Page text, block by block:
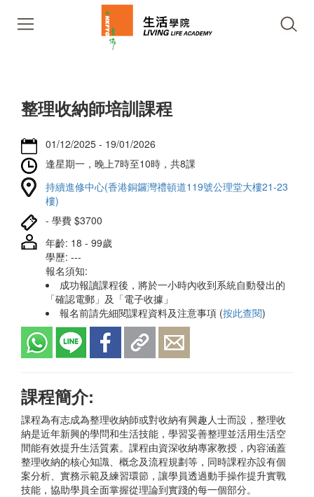
整理收納師培訓課程
01/12/2025 - 19/01/2026
逢星期一，晚上7時至10時，共8課
持續進修中心(香港銅鑼灣禮頓道119號公理堂大樓21-23
樓)
- 學費 $3700
年齡: 18 - 99歲
學歷: ---
報名須知:
成功報讀課程後，將於一小時內收到系統自動發出的
「確認電郵」及「電子收據」
報名前請先細閱課程資料及注意事項 (按此查閱)
課程簡介:
課程為有志成為整理收納師或對收納有興趣人士而設，整理收
納是近年新興的學問和生活技能，學習妥善整理並活用生活空
間能有效提升生活質素。課程由資深收納專家教授，內容涵蓋
整理收納的核心知識、概念及流程規劃等，同時課程亦設有個
案分析、實務示範及練習環節，讓學員透過動手操作提升實戰
技能，協助學員全面掌握從理論到實踐的每一個部分。